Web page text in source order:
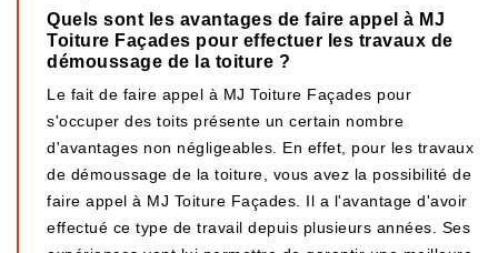
Quels sont les avantages de faire appel à MJ
Toiture Façades pour effectuer les travaux de
démoussage de la toiture ?
Le fait de faire appel à MJ Toiture Façades pour
s'occuper des toits présente un certain nombre
d'avantages non négligeables. En effet, pour les travaux
de démoussage de la toiture, vous avez la possibilité de
faire appel à MJ Toiture Façades. Il a l'avantage d'avoir
effectué ce type de travail depuis plusieurs années. Ses